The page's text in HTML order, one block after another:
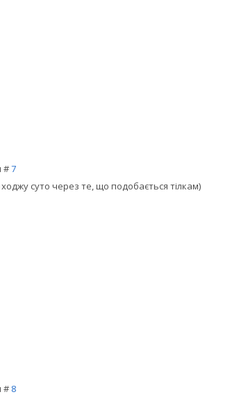
#7
суто через те, що подобається тілкам)
# 8